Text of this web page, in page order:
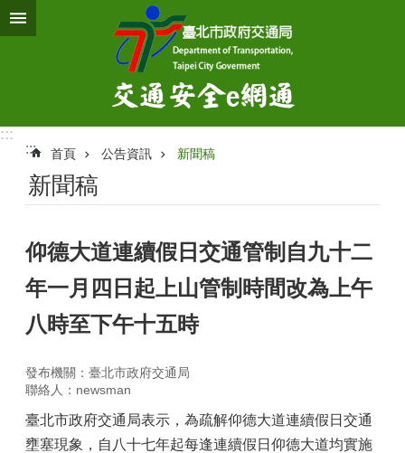
跳到主要內容區塊
:::
:::
首頁 公告資訊 新聞稿
新聞稿
仰德大道連續假日交通管制自九十二
年一月四日起上山管制時間改為上午
八時至下午十五時
發布機關：臺北市政府交通局
聯絡人：newsman
臺北市政府交通局表示，為疏解仰德大道連續假日交通
壅塞現象，自八十七年起每逢連續假日仰德大道均實施